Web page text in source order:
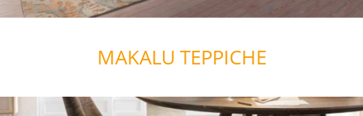
MAKALU TEPPICHE